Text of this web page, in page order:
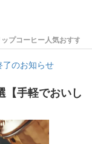
ップコーヒー人気おすす
了のお知らせ
【手軽でおいし